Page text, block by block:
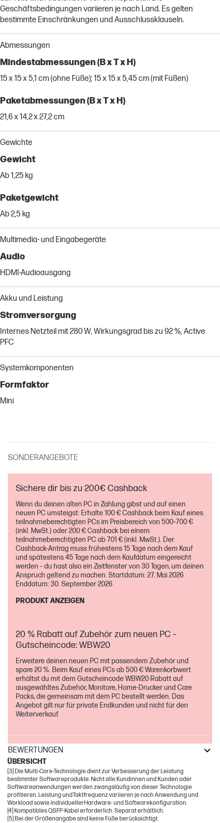
Geschäftsbedingungen variieren je nach Land. Es gelten
bestimmte Einschränkungen und Ausschlussklauseln.
Abmessungen
Mindestabmessungen (B x T x H)
15 x 15 x 5,1 cm (ohne Füße); 15 x 15 x 5,45 cm (mit Füßen)
Paketabmessungen (B x T x H)
21,6 x 14,2 x 27,2 cm
Gewichte
Gewicht
Ab 1,25 kg
Paketgewicht
Ab 2,5 kg
Multimedia- und Eingabegeräte
Audio
HDMI-Audioausgang
Akku und Leistung
Stromversorgung
Internes Netzteil mit 280 W, Wirkungsgrad bis zu 92 %, Active
PFC
Systemkomponenten
Formfaktor
Mini
SONDERANGEBOTE
Sichere dir bis zu 200€ Cashback
Wenn du deinen alten PC in Zahlung gibst und auf einen
neuen PC umsteigst: Erhalte 100 € Cashback beim Kauf eines
teilnahmeberechtigten PCs im Preisbereich von 500–700 €
(inkl. MwSt.) oder 200 € Cashback bei einem
teilnahmeberechtigten PC ab 701 € (inkl. MwSt.). Der
Cashback‑Antrag muss frühestens 15 Tage nach dem Kauf
und spätestens 45 Tage nach dem Kaufdatum eingereicht
werden – du hast also ein Zeitfenster von 30 Tagen, um deinen
Anspruch geltend zu machen. Startdatum: 27. Mai 2026
Enddatum: 30. September 2026
PRODUKT ANZEIGEN
20 % Rabatt auf Zubehör zum neuen PC –
Gutscheincode: WBW20
Erweitere deinen neuen PC mit passendem Zubehör und
spare 20 %. Beim Kauf eines PCs ab 500 € Warenkorbwert
erhältst du mit dem Gutscheincode WBW20 Rabatt auf
ausgewähltes Zubehör, Monitore, Home-Drucker und Care
Packs, die gemeinsam mit dem PC bestellt werden. Das
Angebot gilt nur für private Endkunden und nicht für den
Weiterverkauf.
BEWERTUNGEN
ÜBERSICHT
[3] Die Multi-Core-Technologie dient zur Verbesserung der Leistung
bestimmter Softwareprodukte. Nicht alle Kundinnen und Kunden oder
Softwareanwendungen werden zwangsläufig von dieser Technologie
profitieren. Leistung undTaktfrequenz variieren je nach Anwendung und
Workload sowie individuellerHardware- und Softwarekonfiguration.
[4] Kompatibles QSFP-Kabel erforderlich. Separat erhältlich.
[5] Bei der Größenangabe sind keine Füße berücksichtigt.